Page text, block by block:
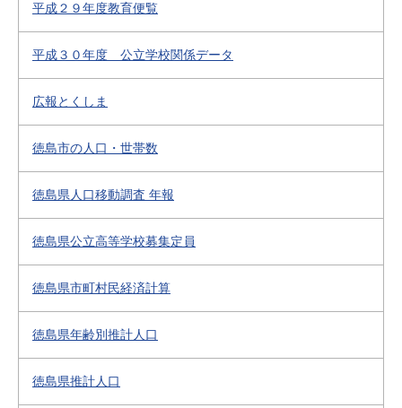
平成２９年度教育便覧
平成３０年度 公立学校関係データ
広報とくしま
徳島市の人口・世帯数
徳島県人口移動調査 年報
徳島県公立高等学校募集定員
徳島県市町村民経済計算
徳島県年齢別推計人口
徳島県推計人口